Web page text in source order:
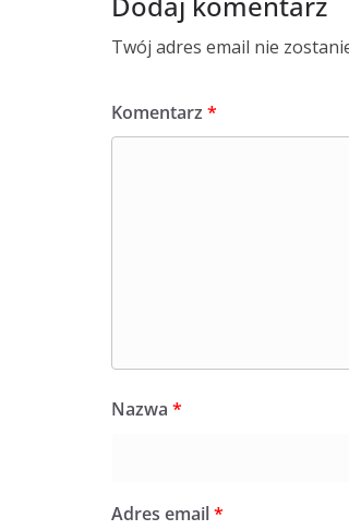
Twój adres email nie
Komentarz *
Nazwa *
Adres email*